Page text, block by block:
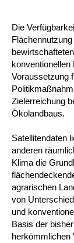
Die
konventionellen
Voraussetzung
Zielerreichung
Ökolandbaus.
Satellitendaten
anderen
Klima die
agrarischen
von
und
Basis der
herkömmlichen